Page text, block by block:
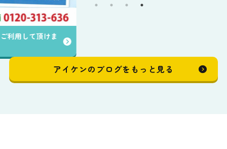
アイケンのブログをもっと見る